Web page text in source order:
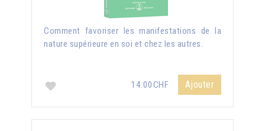
Comment favoriser les manifestations de la
nature supérieure en soi et chez les autres.
14.00CHF Ajouter